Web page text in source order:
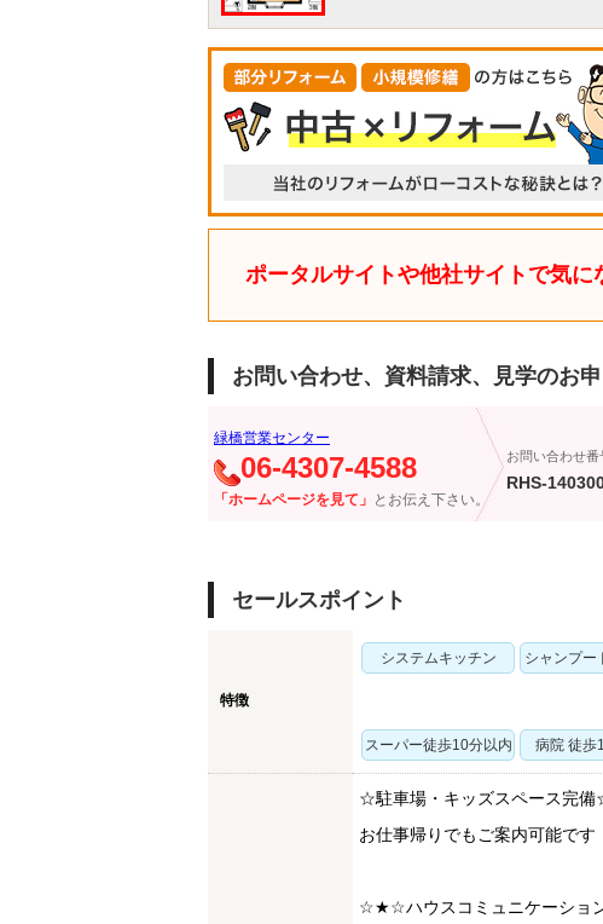
ポータルサイトや他社サイトで気に
お問い合わせ、資料請求、見学のお
緑橋営業センター
06-4307-4588
「ホームページを見て」 とお伝え下さい。
お問い合わせ
RHS-
セールスポイント
特徴
システムキッチン シャンプー
スーパー徒歩10分以内 病院 徒歩
☆駐車場・キッズスペース完
お仕事帰りでもご案内可能です
☆★☆ハウスコミュニケーシ